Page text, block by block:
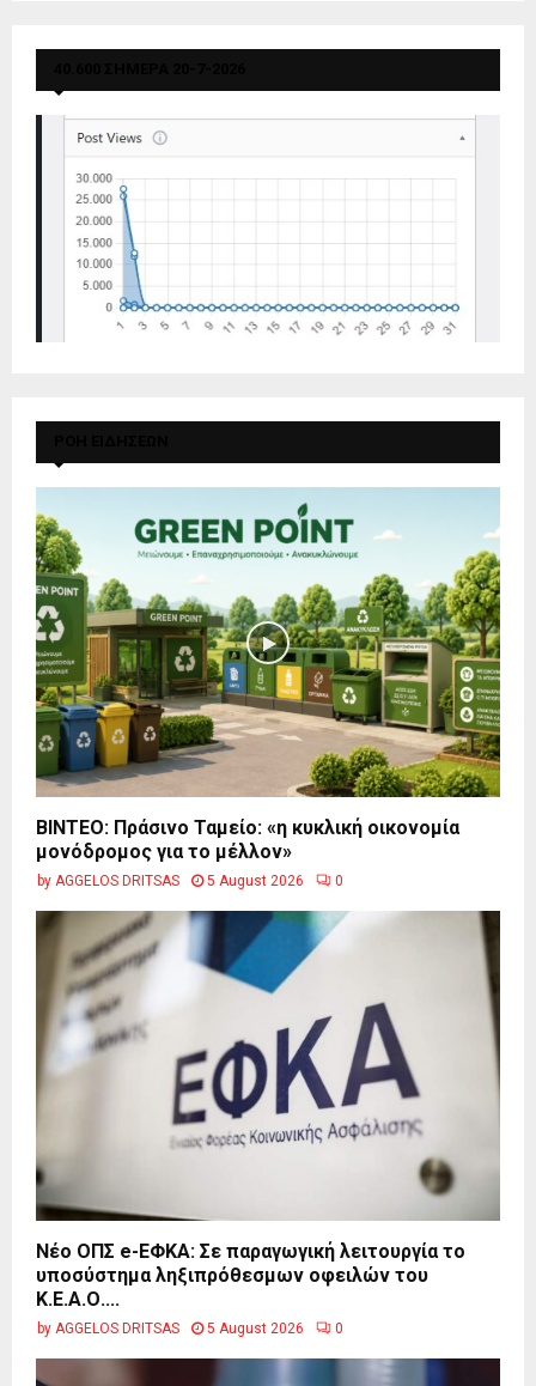
BINTEO: Πράσινο Ταμείο: «η κυκλική οικονομία
μονόδρομος για το μέλλον»
by AGGELOS DRITSAS 5 August 2026 0
Νέο ΟΠΣ e-ΕΦΚΑ: Σε παραγωγική λειτουργία το
υποσύστημα ληξιπρόθεσμων οφειλών του
Κ.Ε.Α.Ο....
by AGGELOS DRITSAS 5 August 2026 0